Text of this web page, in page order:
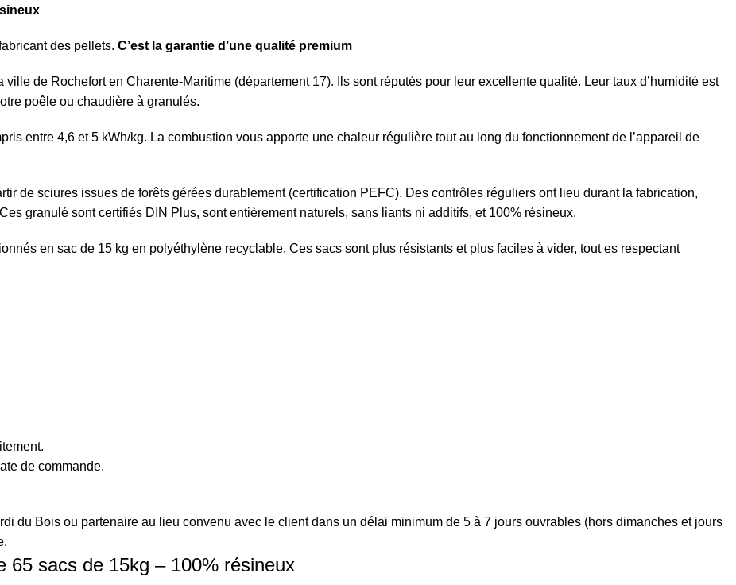
des pellets. C’est la garantie d’une qualité premium
de Rochefort en Charente-Maritime (département 17). Ils sont réputés pour leur excellente qualité. Leur taux d’humidité est
poêle ou chaudière à granulés.
entre 4,6 et 5 kWh/kg. La combustion vous apporte une chaleur régulière tout au long du fonctionnement de l’appareil de
de sciures issues de forêts gérées durablement (certification PEFC). Des contrôles réguliers ont lieu durant la fabrication,
granulé sont certifiés DIN Plus, sont entièrement naturels, sans liants ni additifs, et 100% résineux.
en sac de 15 kg en polyéthylène recyclable. Ces sacs sont plus résistants et plus faciles à vider, tout es respectant
de commande.
du Bois ou partenaire au lieu convenu avec le client dans un délai minimum de 5 à 7 jours ouvrables (hors dimanches et jours
65 sacs de 15kg – 100% résineux